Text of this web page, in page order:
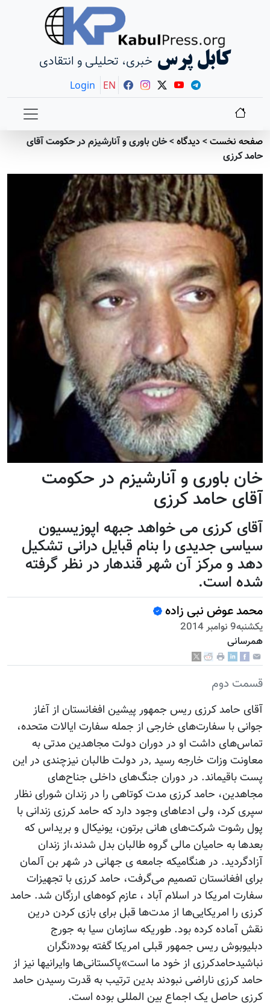
کابل پرس خبری، تحلیلی و انتقادی
Login EN
صفحه نخست> دیدگاه>خان باوری و آنارشیزم در حکومت آقای
حامد کرزی
خان باوری و آنارشیزم در حکومت
آقای حامد کرزی
آقای کرزی می خواهد جبهه اپوزیسیون
سیاسی جدیدی را بنام قبایل درانی تشکیل
دهد و مرکز آن شهر قندهار در نظر گرفته
شده است.
محمد عوض نبی زاده
يكشنبه9 نوامبر 2014
همرسانی
قسمت دوم
آقای حامد کرزی ریس جمهور پیشین افغانستان از‌‌ آغاز
جوانی با سفارت‌های خارجی از جمله سفارت ایالات متحده،
تماس‌های داشت او در دوران دولت مجاهدین مدتی به
معاونت وزات خارجه رسید ,در دولت طالبان نیزچندی در این
پست باقیماند. در دوران جنگ‌های داخلی جناح‌های
مجاهدین، حامد کرزی مدت کوتاهی را در زندان شورای نظار
سپری کرد، ولی ادعاهای وجود دارد که حامد کرزی زندانی با
پول رشوت شرکت‌های هانی برتون، یونیکال و بریداس که
بعد‌ها به حامیان مالی گروه طالبان بدل شدند،از زندان
آزادگردید. در هنگامیکه جامعه ی جهانی در شهر بن آلمان
برای افغانستان تصمیم می‌گرفت، حامد کرزی با تجهیزات
سفارت امریکا در اسلام آباد ، عازم کوه‌های ارزگان شد. حامد
کرزی را امریکایی‌ها از مدت‌ها قبل برای بازی کردن درین
نقش آماده کرده بود. طوریکه سازمان سیا به جورج
دبلیوبوش ریس جمهور قبلی امریکا گفته بود«نگران
نباشیدحامدکرزی از خود ما است»پاکستانی‌ها وایرانیها نیز از
حامد کرزی ناراضی نبودند بدین ترتیب به قدرت رسیدن حامد
کرزی حاصل یک اجماع بین المللی بوده است.